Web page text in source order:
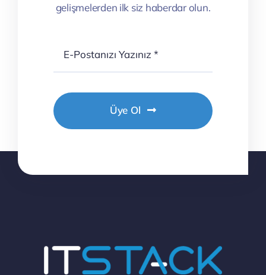
gelişmelerden ilk siz haberdar olun.
Üye Ol